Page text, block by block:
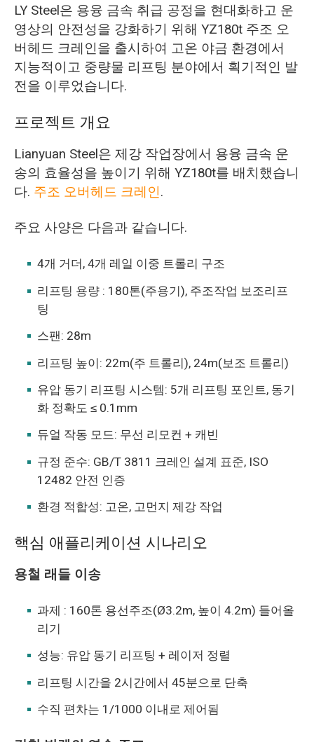
LY Steel은 용융 금속 취급 공정을 현대화하고 운
영상의 안전성을 강화하기 위해 YZ180t 주조 오
버헤드 크레인을 출시하여 고온 야금 환경에서
지능적이고 중량물 리프팅 분야에서 획기적인 발
전을 이루었습니다.
프로젝트 개요
Lianyuan Steel은 제강 작업장에서 용융 금속 운
송의 효율성을 높이기 위해 YZ180t를 배치했습니
다. 주조 오버헤드 크레인.
주요 사양은 다음과 같습니다.
4개 거더, 4개 레일 이중 트롤리 구조
리프팅 용량 : 180톤(주용기), 주조작업 보조리프
팅
스팬: 28m
리프팅 높이: 22m(주 트롤리), 24m(보조 트롤리)
유압 동기 리프팅 시스템: 5개 리프팅 포인트, 동기
화 정확도 ≤ 0.1mm
듀얼 작동 모드: 무선 리모컨 + 캐빈
규정 준수: GB/T 3811 크레인 설계 표준, ISO
12482 안전 인증
환경 적합성: 고온, 고먼지 제강 작업
핵심 애플리케이션 시나리오
용철 래들 이송
과제 : 160톤 용선주조(Ø3.2m, 높이 4.2m) 들어올
리기
성능: 유압 동기 리프팅 + 레이저 정렬
리프팅 시간을 2시간에서 45분으로 단축
수직 편차는 1/1000 이내로 제어됨